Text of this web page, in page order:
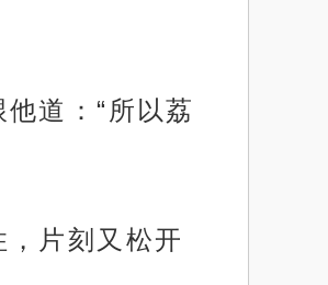
道：“所以荔
片刻又松开